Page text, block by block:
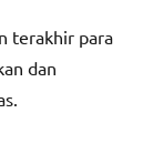
terakhir para
dan